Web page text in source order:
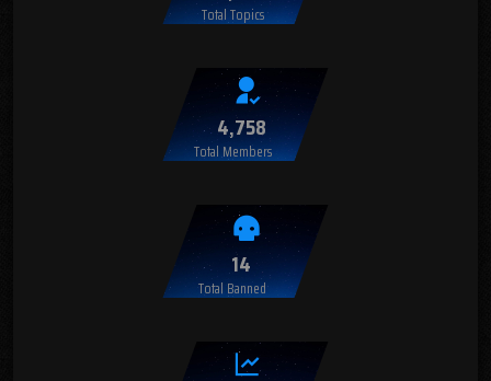
Total Topics
4,758
Total Members
14
Total Banned